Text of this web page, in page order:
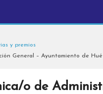
y premios
General – Ayuntamiento de
o de